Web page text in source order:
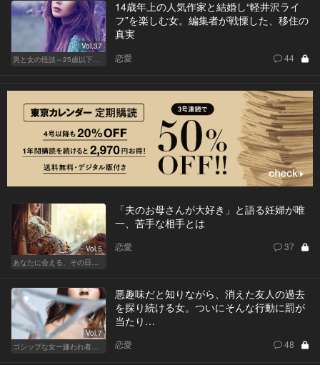
Vol.37
男と女の怪談～25歳以下閲覧禁止～
14歳年上の人気作家と結婚し“軽井沢ライ
フ”を楽しむ女。編集者が戦慄した、移住の
真実
恋愛 44
Vol.5
あなたに会える、その日まで
「夫のお母さんが大好き」と語る妊婦が唯
一、苦手な相手とは
恋愛 37
Vol.7
ゴシップな女ー嫌われ者のカレンが死んだー
悪趣味だと知りながら、消えた友人の過去
を探り続ける女。ついにそんな行動に罰が
当たり…
恋愛 48